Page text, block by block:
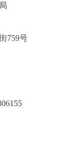
759号